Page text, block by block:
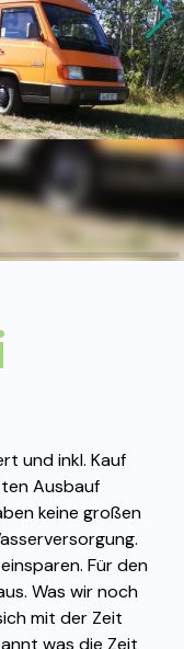
und inkl. Kauf
Ausbauf
keine großen
Für den
Was wir noch
mit der Zeit
was die Zeit